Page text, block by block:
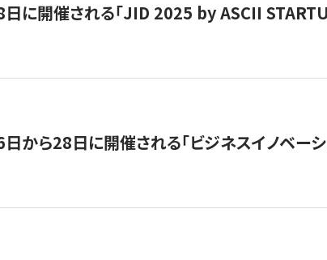
日に開催される「JID 2025 by ASCII
日から28日に開催される「ビジネスイノベー